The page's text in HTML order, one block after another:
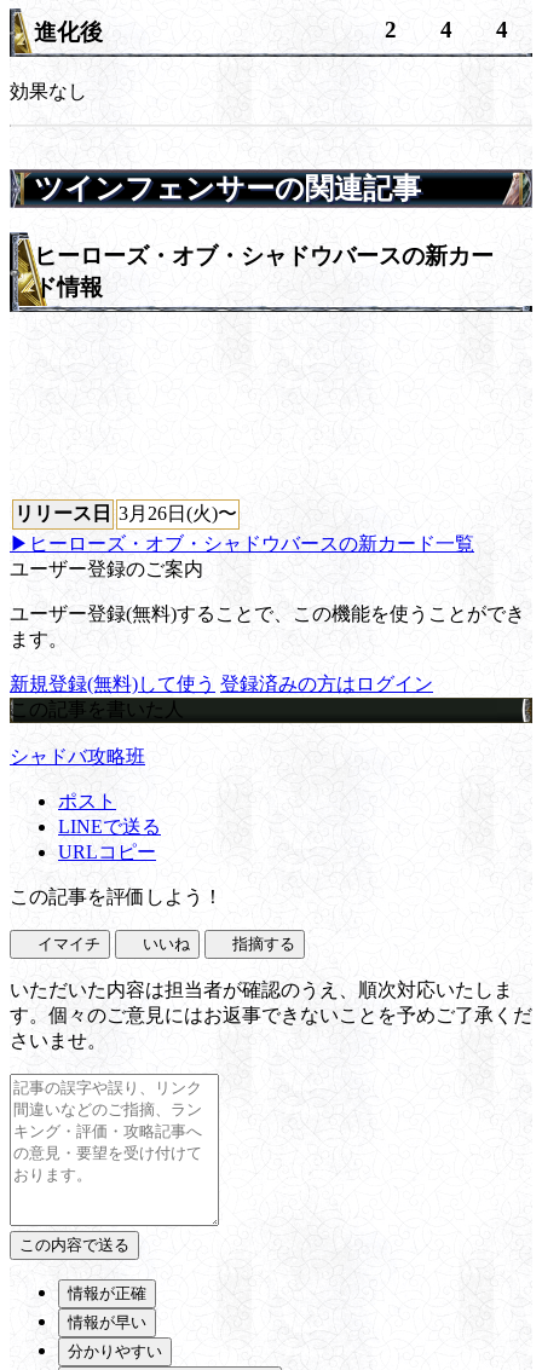
進化後 2 4 4
効果なし
ツインフェンサーの関連記事
ヒーローズ・オブ・シャドウバースの新カー
ド情報
リリース日 3月26日(火)〜
▶ヒーローズ・オブ・シャドウバースの新カード一覧
ユーザー登録のご案内
ユーザー登録(無料)することで、この機能を使うことができ
ます。
新規登録(無料)して使う 登録済みの方はログイン
この記事を書いた人
シャドバ攻略班
ポスト
LINEで送る
URLコピー
この記事を評価しよう！
イマイチ いいね 指摘する
いただいた内容は担当者が確認のうえ、順次対応いたしま
す。個々のご意見にはお返事できないことを予めご了承くだ
さいませ。
情報が正確
情報が早い
分かりやすい